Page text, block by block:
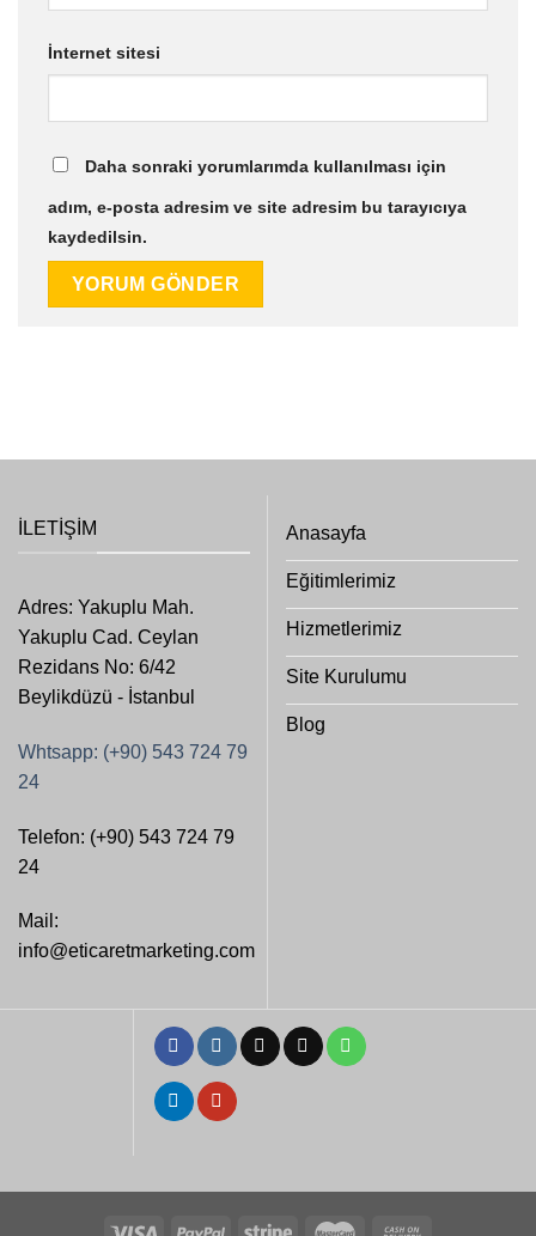
İnternet sitesi
Daha sonraki yorumlarımda kullanılması için
adım, e-posta adresim ve site adresim bu tarayıcıya
kaydedilsin.
İLETIŞIM
Adres: Yakuplu Mah.
Yakuplu Cad. Ceylan
Rezidans No: 6/42
Beylikdüzü - İstanbul
Whtsapp: (+90) 543 724 79
24
Telefon: (+90) 543 724 79
24
Mail:
info@eticaretmarketing.com
Anasayfa
Eğitimlerimiz
Hizmetlerimiz
Site Kurulumu
Blog